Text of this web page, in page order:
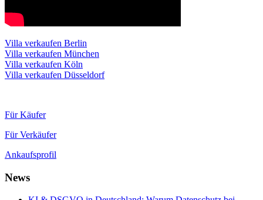
Villa verkaufen Berlin
Villa verkaufen München
Villa verkaufen Köln
Villa verkaufen Düsseldorf
Für Käufer
Für Verkäufer
Ankaufsprofil
News